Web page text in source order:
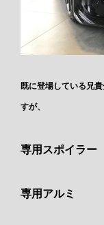
既に登場している兄
すが、
専用スポイラー
専用アルミ